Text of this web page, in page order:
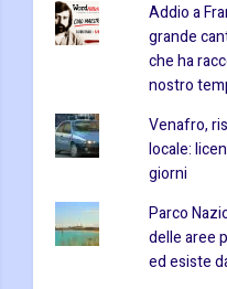
Addio a
grande
che ha
nostro
Venafro,
locale:
giorni
Parco
delle aree
ed esiste